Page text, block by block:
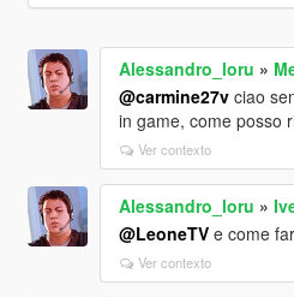
Alessandro_loru »
@carmine27vciao
in game, come posso
Ver contexto
Alessandro_loru »
@LeoneTVe come
Ver contexto